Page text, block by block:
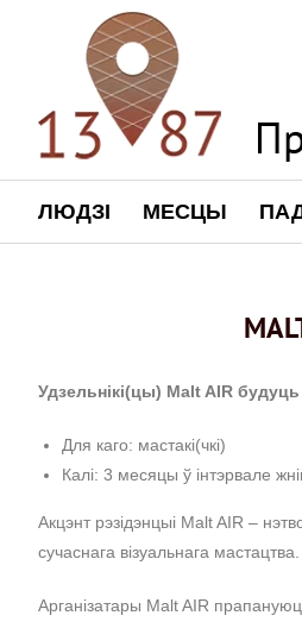
ЛЮДЗІ МЕСЦЫ
Удзельнікі(цы) Malt AIR
Для каго: мастакі(чкі)
Калі: 3 месяцы ў інтэрвале
Акцэнт рэзідэнцыі Malt AIR –
сучаснага візуальнага мастацтва.
Арганізатары Malt AIR